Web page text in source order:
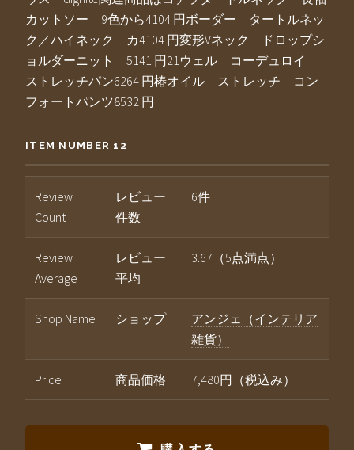
カットソー 9色から4104 円ボーダー タートルネッ
ク／ハイネック カ4104 円変形Vネック ドロップシ
ョルダーニット 5141 円21ウェル コーデュロイ
ストレッチパン6264 円椿オイル ストレッチ コン
フォートパンツ8532 円
ITEM NUMBER 12
Review
Count
レビュー
件数
6件
Review
Average
レビュー
平均
3.67（5点満点）
Shop Name ショップ
アンジェ（インテリア
雑貨）
Price 商品価格 7,480円（税込み）